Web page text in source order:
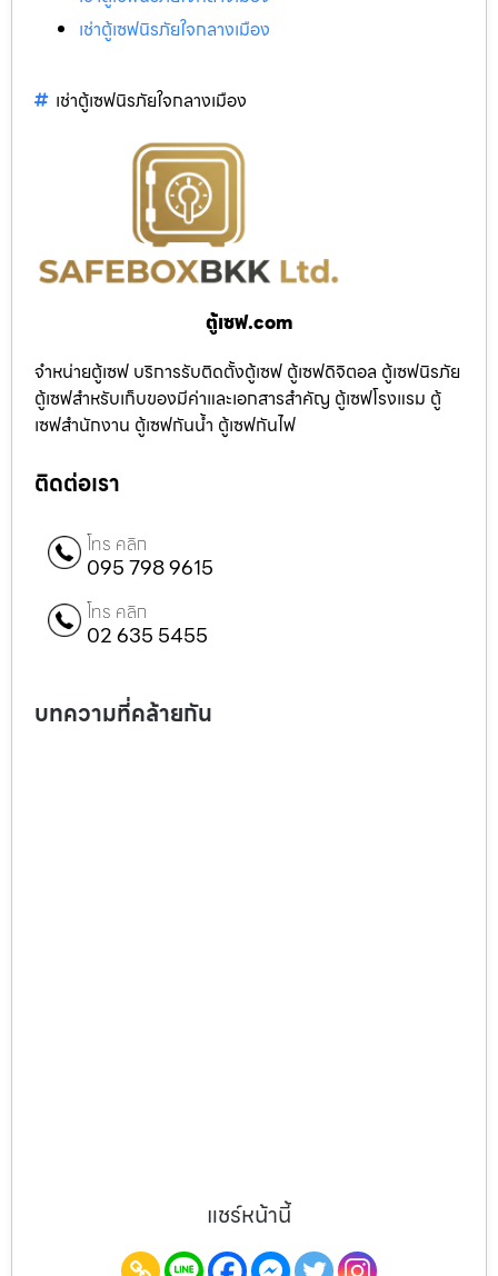
เช่าตู้เซฟนิรภัยใจกลางเมือง
เช่าตู้เซฟนิรภัยใจกลางเมือง
ตู้เซฟ.com
จำหน่ายตู้เซฟ บริการรับติดตั้งตู้เซฟ ตู้เซฟดิจิตอล ตู้เซฟนิรภัย
ตู้เซฟสำหรับเก็บของมีค่าและเอกสารสำคัญ ตู้เซฟโรงแรม ตู้
เซฟสำนักงาน ตู้เซฟกันน้ำ ตู้เซฟกันไฟ
ติดต่อเรา
โทร คลิก
095 798 9615
โทร คลิก
02 635 5455
บทความที่คล้ายกัน
แชร์หน้านี้